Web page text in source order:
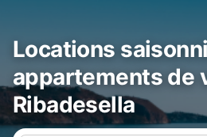
Locations
appartements de
Ribadesella